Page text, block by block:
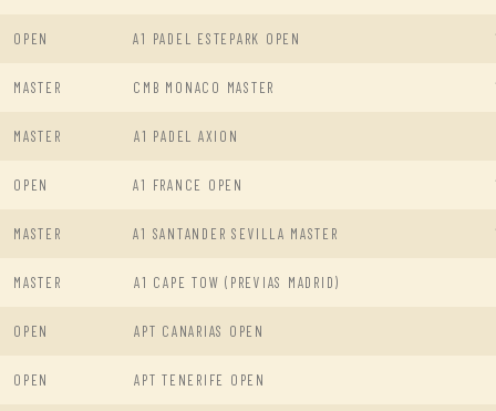
OPEN A1 PADEL ESTEPARK OPEN
MASTER CMB MONACO MASTER
MASTER A1 PADEL AXION
OPEN A1 FRANCE OPEN
MASTER A1 SANTANDER SEVILLA MASTER
MASTER A1 CAPE TOW (PREVIAS MADRID)
OPEN APT CANARIAS OPEN
OPEN APT TENERIFE OPEN